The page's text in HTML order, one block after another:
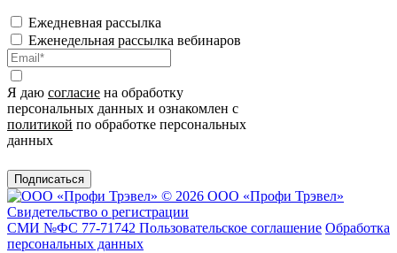
Ежедневная рассылка
Еженедельная рассылка вебинаров
Я даю согласие на обработку
персональных данных и ознакомлен с
политикой по обработке персональных
данных
Подписаться
© 2026 ООО «Профи Трэвeл»
Свидетельство о регистрации
СМИ №ФС 77-71742 Пользовательское соглашение Обработка
персональных данных